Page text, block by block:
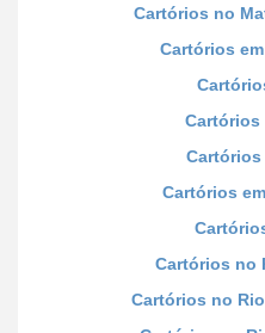
Cartórios no
Cartórios
Cartórios
Cartórios
Cartórios
Cartórios no
Cartórios no